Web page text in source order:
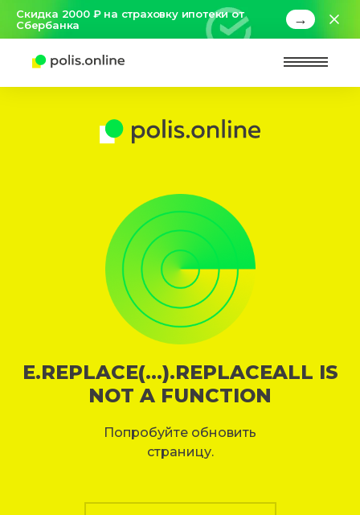
Скидка 2000 ₽ на страховку ипотеки от
Сбербанка
→
E.REPLACE(...).REPLACEALL IS
NOT A FUNCTION
Попробуйте обновить
страницу.